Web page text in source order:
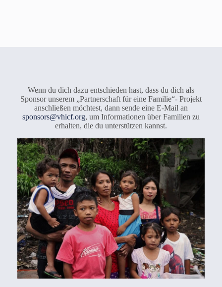
Wenn du dich dazu entschieden hast, dass du dich als
Sponsor unserem „Partnerschaft für eine Familie“- Projekt
anschließen möchtest, dann sende eine E-Mail an
sponsors@vhicf.org, um Informationen über Familien zu
erhalten, die du unterstützen kannst.